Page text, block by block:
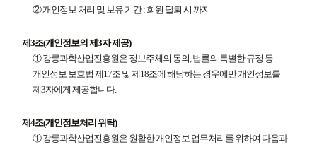
② 개인정보 처리 및 보유 기간 : 회원 탈퇴 시 까지
제3조(개인정보의 제3자 제공)
① 강릉과학산업진흥원은 정보주체의 동의, 법률의 특별한 규정 등
개인정보 보호법 제17조 및 제18조에 해당하는 경우에만 개인정보를
제3자에게 제공합니다.
제4조(개인정보처리 위탁)
① 강릉과학산업진흥원은 원활한 개인정보 업무처리를 위하여 다음과